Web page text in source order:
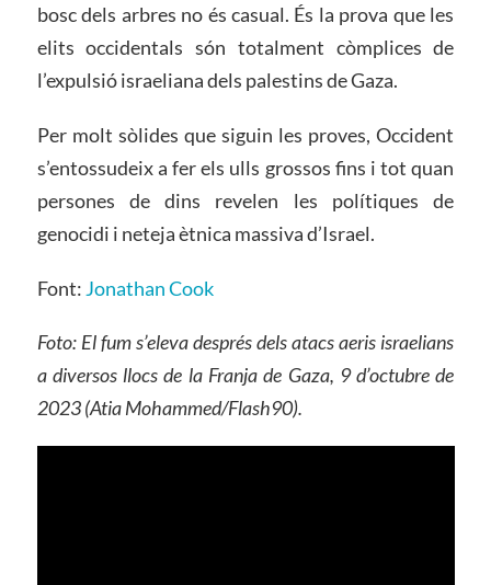
bosc dels arbres no és casual. És la prova que les
elits occidentals són totalment còmplices de
l’expulsió israeliana dels palestins de Gaza.
Per molt sòlides que siguin les proves, Occident
s’entossudeix a fer els ulls grossos fins i tot quan
persones de dins revelen les polítiques de
genocidi i neteja ètnica massiva d’Israel.
Font: Jonathan Cook
Foto: El fum s’eleva després dels atacs aeris israelians
a diversos llocs de la Franja de Gaza, 9 d’octubre de
2023 (Atia Mohammed/Flash90).